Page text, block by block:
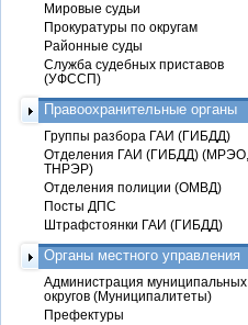
Мировые судьи
Прокуратуры по округам
Районные суды
Служба судебных приставов
(УФССП)
Правоохранительные органы
Группы разбора ГАИ (ГИБДД)
Отделения ГАИ (ГИБДД) (МРЭО,
ТНРЭР)
Отделения полиции (ОМВД)
Посты ДПС
Штрафстоянки ГАИ (ГИБДД)
Органы местного управления
Администрация муниципальных
округов (Муниципалитеты)
Префектуры